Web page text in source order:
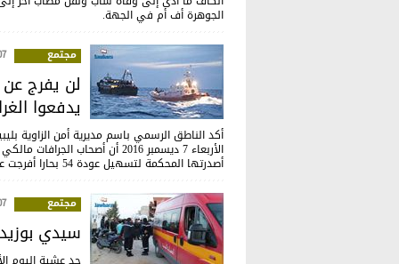
الجوهرة أف أم في الجهة.
مجتمع
لن يفرج عن
يدفعوا
أكد الناطق الرسمي باسم مديرية أمن الزاوية
الأربعاء 7 ديسمبر 2016 أن
أصدرتها المحكمة لتسهيل عودة 54 بحارا أفرجت عنهم المحكمة، إلى تونس".
مجتمع
سيدي بوزيد :